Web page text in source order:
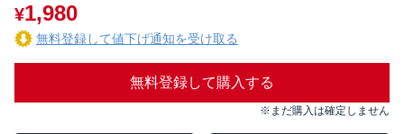
¥1,980
無料登録して値下げ通知を受け取る
無料登録して購入する
※まだ購入は確定しません